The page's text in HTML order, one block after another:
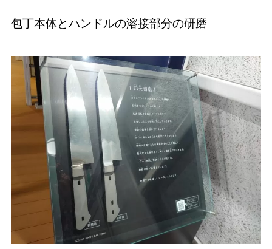
包丁本体とハンドルの溶接部分の研磨